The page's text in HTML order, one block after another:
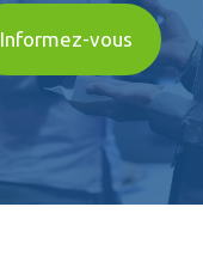
Informez-vous